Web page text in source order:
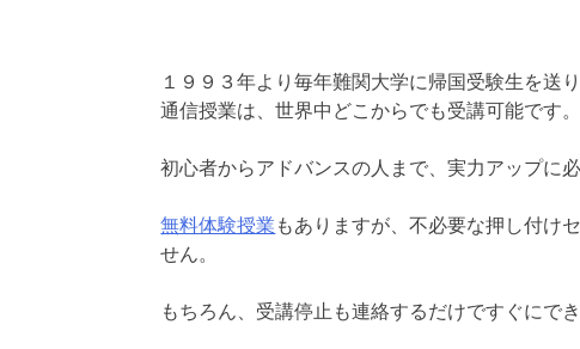
１９９３年より毎年難関大学に帰国受験生を送
通信授業は、世界中どこからでも受講可能です。
初心者からアドバンスの人まで、実力アップに
無料体験授業 もありますが、不必要な押し付け
せん。
もちろん、受講停止も連絡するだけですぐにで